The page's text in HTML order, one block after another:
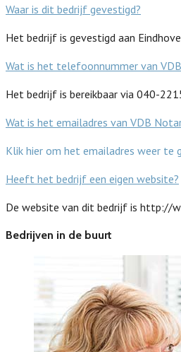
Waar is dit bedrijf gevestigd?
Het bedrijf is gevestigd aan
Wat is het telefoonnummer van VDB
Het bedrijf is bereikbaar via 040-
Wat is het emailadres van VDB
Klik hier om het emailadres weer te
Heeft het bedrijf een eigen website?
De website van dit bedrijf is http://
Bedrijven in de buurt